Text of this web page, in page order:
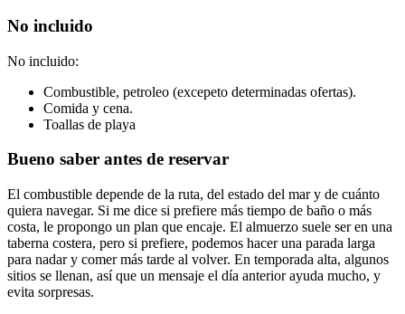
No incluido
No incluido:
Combustible, petroleo (excepeto determinadas ofertas).
Comida y cena.
Toallas de playa
Bueno saber antes de reservar
El combustible depende de la ruta, del estado del mar y de cuánto
quiera navegar. Si me dice si prefiere más tiempo de baño o más
costa, le propongo un plan que encaje. El almuerzo suele ser en una
taberna costera, pero si prefiere, podemos hacer una parada larga
para nadar y comer más tarde al volver. En temporada alta, algunos
sitios se llenan, así que un mensaje el día anterior ayuda mucho, y
evita sorpresas.